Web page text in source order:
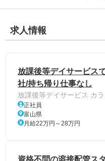
求人情報
放課後等デイサービス
社/持ち帰り仕事なし
放課後等デイサービス カ
正社員
富山県
月給22万円～28万円
資格不問の溶接配管ス